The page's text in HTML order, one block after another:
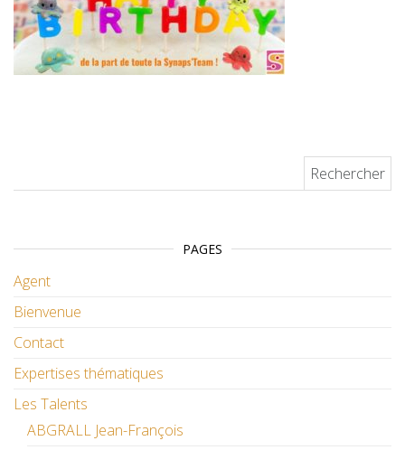
PAGES
Agent
Bienvenue
Contact
Expertises thématiques
Les Talents
ABGRALL Jean-François